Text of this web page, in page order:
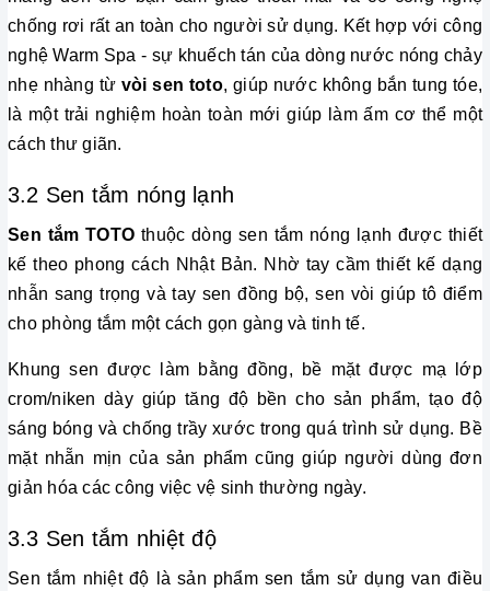
chống rơi rất an toàn cho người sử dụng. Kết hợp với công
nghệ Warm Spa - sự khuếch tán của dòng nước nóng chảy
nhẹ nhàng từ vòi sen toto, giúp nước không bắn tung tóe,
là một trải nghiệm hoàn toàn mới giúp làm ấm cơ thể một
cách thư giãn.
3.2 Sen tắm nóng lạnh
Sen tắm TOTO thuộc dòng sen tắm nóng lạnh được thiết
kế theo phong cách Nhật Bản. Nhờ tay cầm thiết kế dạng
nhẫn sang trọng và tay sen đồng bộ, sen vòi giúp tô điểm
cho phòng tắm một cách gọn gàng và tinh tế.
Khung sen được làm bằng đồng, bề mặt được mạ lớp
crom/niken dày giúp tăng độ bền cho sản phẩm, tạo độ
sáng bóng và chống trầy xước trong quá trình sử dụng. Bề
mặt nhẵn mịn của sản phẩm cũng giúp người dùng đơn
giản hóa các công việc vệ sinh thường ngày.
3.3 Sen tắm nhiệt độ
Sen tắm nhiệt độ là sản phẩm sen tắm sử dụng van điều